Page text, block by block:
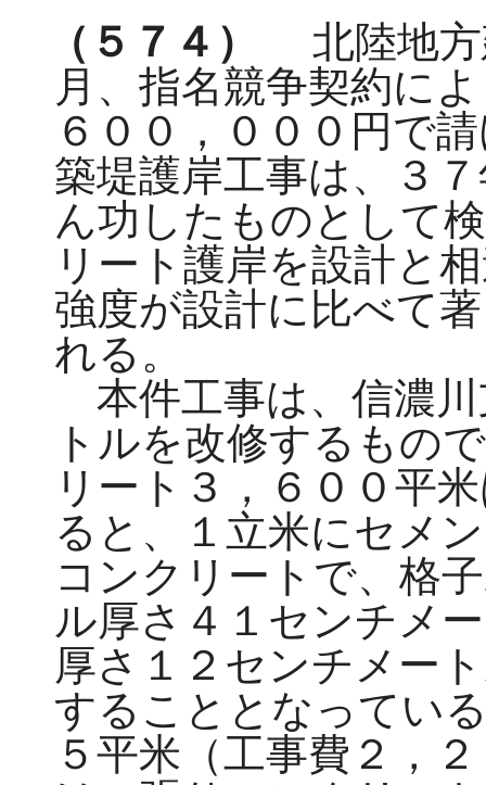
（５７４）
北陸地方
月、指名競争契約に
６００，０００円で
築堤護岸工事は、３
ん功したものとして
リート護岸を設計と
強度が設計に比べて
れる。
本件工事は、信濃川
トルを改修するもの
リート３，６００平
ると、１立米にセメ
コンクリートで、格
ル厚さ４１センチメ
厚さ１２センチメー
することとなってい
５平米（工事費２，